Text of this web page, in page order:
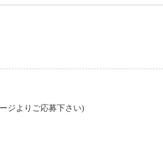
ジよりご応募下さい)